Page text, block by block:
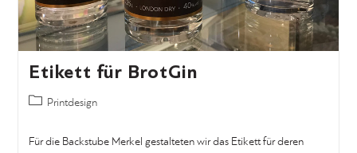
Etikett für BrotGin
Printdesign
Für die Backstube Merkel gestalteten wir das Etikett für deren